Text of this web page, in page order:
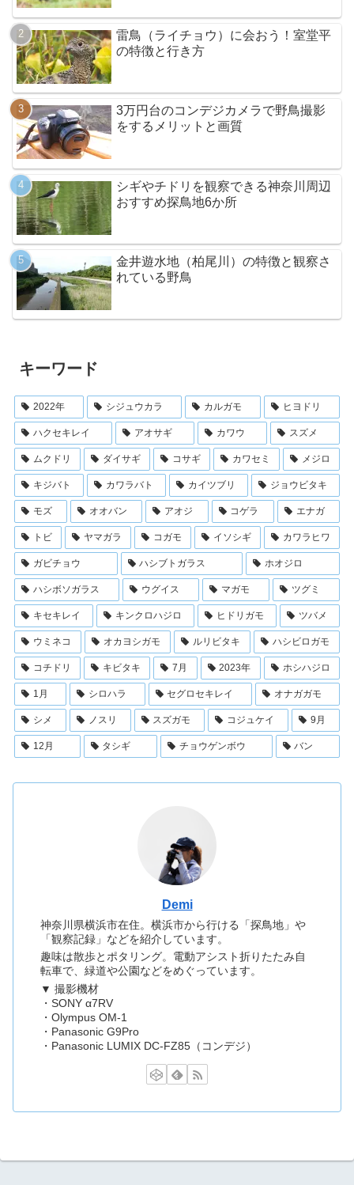
雷鳥（ライチョウ）に会おう！室堂平
の特徴と行き方
3万円台のコンデジカメラで野鳥撮影
をするメリットと画質
シギやチドリを観察できる神奈川周辺
おすすめ探鳥地6か所
金井遊水地（柏尾川）の特徴と観察さ
れている野鳥
キーワード
2022年 シジュウカラ カルガモ ヒヨドリ
ハクセキレイ アオサギ カワウ スズメ
ムクドリ ダイサギ コサギ カワセミ メジロ
キジバト カワラバト カイツブリ ジョウビタキ
モズ オオバン アオジ コゲラ エナガ
トビ ヤマガラ コガモ イソシギ カワラヒワ
ガビチョウ ハシブトガラス ホオジロ
ハシボソガラス ウグイス マガモ ツグミ
キセキレイ キンクロハジロ ヒドリガモ ツバメ
ウミネコ オカヨシガモ ルリビタキ ハシビロガモ
コチドリ キビタキ 7月 2023年 ホシハジロ
1月 シロハラ セグロセキレイ オナガガモ
シメ ノスリ スズガモ コジュケイ 9月
12月 タシギ チョウゲンボウ バン
Demi
神奈川県横浜市在住。横浜市から行ける「探鳥地」や
「観察記録」などを紹介しています。
趣味は散歩とポタリング。電動アシスト折りたたみ自
転車で、緑道や公園などをめぐっています。
▼ 撮影機材
・SONY α7RV
・Olympus OM-1
・Panasonic G9Pro
・Panasonic LUMIX DC-FZ85（コンデジ）